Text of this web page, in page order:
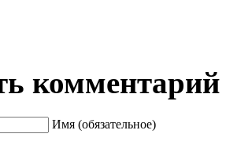
комментарий
Имя (обязательное)